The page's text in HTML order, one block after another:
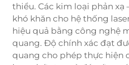
thiểu. Các kim loại phản xạ
khó khăn cho hệ thống
hiệu quả bằng công nghệ
quang. Độ chính xác đạt
quang cho phép thực hiện